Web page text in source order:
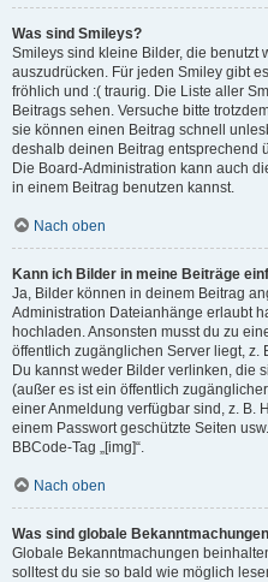
Was sind Smileys?
Smileys sind kleine Bilder, die benutzt
auszudrücken. Für jeden Smiley gibt
fröhlich und :( traurig. Die Liste aller
Beitrags sehen. Versuche bitte
sie können einen Beitrag schnell
deshalb deinen Beitrag entsprechend
Die Board-Administration kann auch
in einem Beitrag benutzen kannst.
Nach oben
Kann ich Bilder in meine Beiträge
Ja, Bilder können in deinem Beitrag
Administration Dateianhänge erlaubt
hochladen. Ansonsten musst du zu
öffentlich zugänglichen Server liegt, z.
Du kannst weder Bilder verlinken, die
(außer es ist ein öffentlich
einer Anmeldung verfügbar sind, z. B.
einem Passwort geschützte Seiten
BBCode-Tag „[img]“.
Nach oben
Was sind globale
Globale Bekanntmachungen
solltest du sie so bald wie möglich